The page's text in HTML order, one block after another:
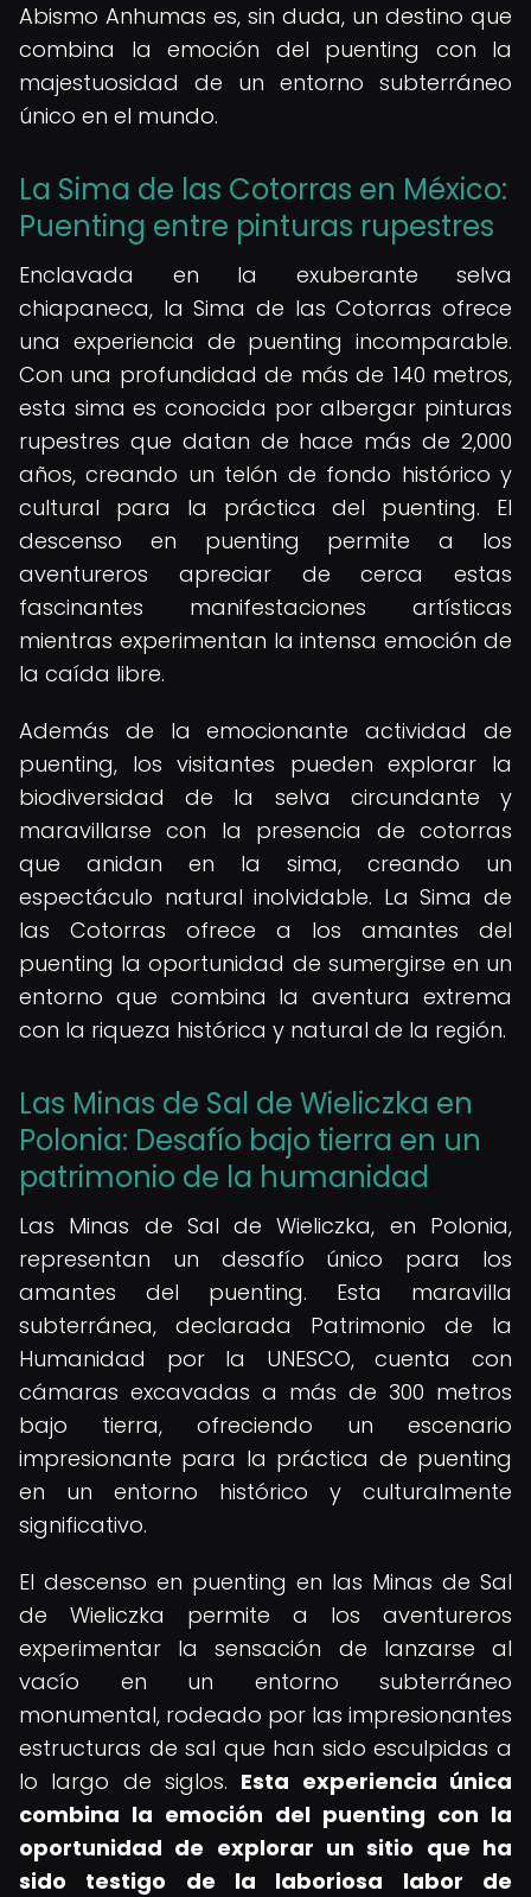
Abismo Anhumas es, sin duda, un destino que
combina la emoción del puenting con la
majestuosidad de un entorno subterráneo
único en el mundo.
La Sima de las Cotorras en México:
Puenting entre pinturas rupestres
Enclavada en la exuberante selva
chiapaneca, la Sima de las Cotorras ofrece
una experiencia de puenting incomparable.
Con una profundidad de más de 140 metros,
esta sima es conocida por albergar pinturas
rupestres que datan de hace más de 2,000
años, creando un telón de fondo histórico y
cultural para la práctica del puenting. El
descenso en puenting permite a los
aventureros apreciar de cerca estas
fascinantes manifestaciones artísticas
mientras experimentan la intensa emoción de
la caída libre.
Además de la emocionante actividad de
puenting, los visitantes pueden explorar la
biodiversidad de la selva circundante y
maravillarse con la presencia de cotorras
que anidan en la sima, creando un
espectáculo natural inolvidable. La Sima de
las Cotorras ofrece a los amantes del
puenting la oportunidad de sumergirse en un
entorno que combina la aventura extrema
con la riqueza histórica y natural de la región.
Las Minas de Sal de Wieliczka en
Polonia: Desafío bajo tierra en un
patrimonio de la humanidad
Las Minas de Sal de Wieliczka, en Polonia,
representan un desafío único para los
amantes del puenting. Esta maravilla
subterránea, declarada Patrimonio de la
Humanidad por la UNESCO, cuenta con
cámaras excavadas a más de 300 metros
bajo tierra, ofreciendo un escenario
impresionante para la práctica de puenting
en un entorno histórico y culturalmente
significativo.
El descenso en puenting en las Minas de Sal
de Wieliczka permite a los aventureros
experimentar la sensación de lanzarse al
vacío en un entorno subterráneo
monumental, rodeado por las impresionantes
estructuras de sal que han sido esculpidas a
lo largo de siglos. Esta experiencia única
combina la emoción del puenting con la
oportunidad de explorar un sitio que ha
sido testigo de la laboriosa labor de